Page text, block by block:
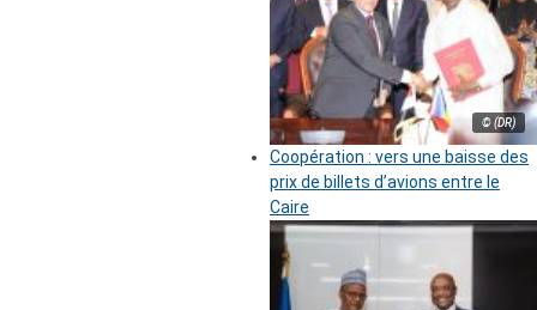
© (DR)
Coopération : vers une baisse des
prix de billets d’avions entre le
Caire